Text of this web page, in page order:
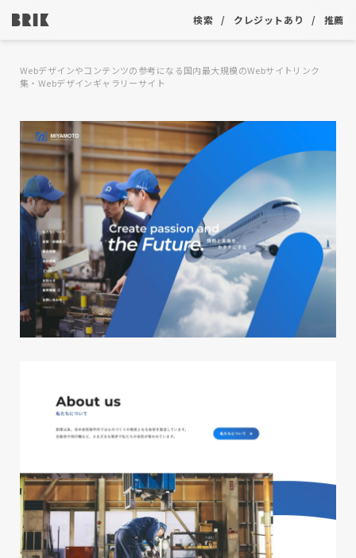
検索 クレジットあり 推薦
Webデザインやコンテンツの参考になる国内最大規模のWebサイトリンク
集・Webデザインギャラリーサイト